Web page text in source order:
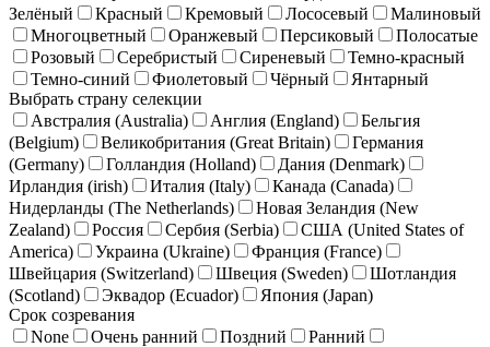
Зелёный
Красный Кремовый Лососевый
Малиновый
Многоцветный
Оранжевый Персиковый
Полосатые
Розовый
Серебристый Сиреневый
Темно-красный
Темно-синий
Фиолетовый Чёрный
Янтарный
Выбрать страну селекции
Австралия (Australia)
Англия (England)
Бельгия
(Belgium)
Великобритания (Great Britain)
Германия
(Germany)
Голландия (Holland)
Дания (Denmark)
Ирландия (irish)
Италия (Italy)
Канада (Canada)
Нидерланды (The Netherlands)
Новая Зеландия (New
Zealand)
Россия Сербия (Serbia)
США (United States of
America)
Украина (Ukraine)
Франция (France)
Швейцария (Switzerland)
Швеция (Sweden)
Шотландия
(Scotland)
Эквадор (Ecuador)
Япония (Japan)
Срок созревания
None
Очень ранний Поздний
Ранний